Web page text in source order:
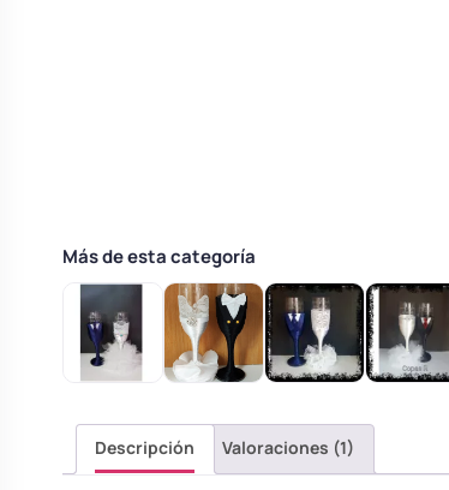
bebé boda
floral coche
Más de esta categoría
Descripción Valoraciones (1)